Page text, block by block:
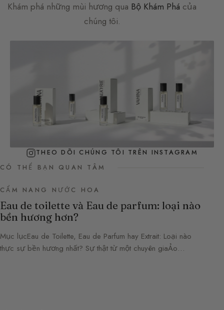
Khám phá những mùi hương qua Bộ Khám Phá của
chúng tôi.
THEO DÕI CHÚNG TÔI TRÊN INSTAGRAM
CÓ THỂ BẠN QUAN TÂM
CẨM NANG NƯỚC HOA
Eau de toilette và Eau de parfum: loại nào
bền hương hơn?
Mục lụcEau de Toilette, Eau de Parfum hay Extrait: Loại nào
thực sự bền hương nhất? Sự thật từ một chuyên giaẢo…